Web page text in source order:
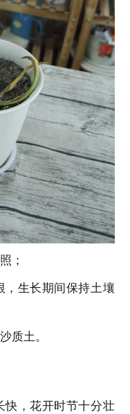
；
，生长期间保持土壤
质土。
快，花开时节十分壮